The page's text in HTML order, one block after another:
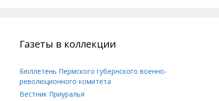
Газеты в коллекции
Бюллетень Пермского губернского военно-
революционного комитета
Вестник Приуралья